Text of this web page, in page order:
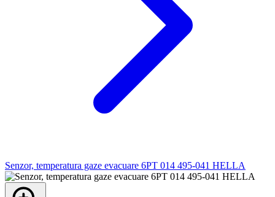
Senzor, temperatura gaze evacuare 6PT 014 495-041 HELLA